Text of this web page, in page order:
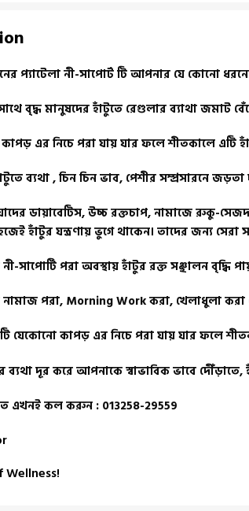
প্যাটেলা নী-সাপোর্ট টি আপনার যে কোনো
বৃদ্ধ মানুষদের হাঁটুতে রেগুলার ব্যাথা জমাট
এর নিচে পরা যায় যার ফলে শীতকালে এটি
ব্যথা , চিন চিন ভাব, পেশীর সম্প্রসারনে
ডায়াবেটিস, উচ্চ রক্তচাপ, নামাজে রুকু-
হাঁটুর যন্ত্রণায় ভুগে থাকেন। তাদের জন্য সেরা
সাপোর্টি পরা অবস্থায় হাঁটুর রক্ত সঞ্ছালন বৃদ্ধি
নামাজ পরা, Morning Work করা, খেলাধুলা
টি যেকোনো কাপড় এর নিচে পরা যায় যার ফলে
ব্যথা দূর করে আপনাকে স্বাভাবিক ভাবে
এখনই কল করুন : 013258-29559
Wellness!